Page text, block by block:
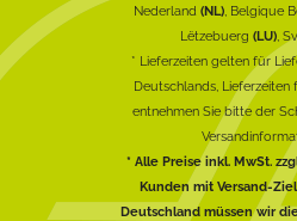
Nederland (NL), Belgique
Lëtzebuerg (LU),
* Lieferzeiten gelten für
Deutschlands, Lieferzeiten
entnehmen Sie bitte der
* Alle Preise inkl. MwSt.
Kunden mit Versand-
Deutschland müssen wir